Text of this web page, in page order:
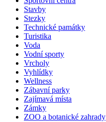
Stavby
Stezky
Technické památky
Turistika
Voda
Vodní sporty
Vrcholy
Vyhlídky
Wellness
Zábavní parky
Zajímavá místa
Zámky
ZOO a botanické zahrady